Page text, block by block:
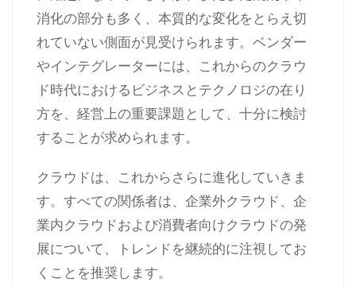
消化の部分も多く、本質的な変化をとらえ切
れていない側面が見受けられます。ベンダー
やインテグレーターには、これからのクラウ
ド時代におけるビジネスとテクノロジの在り
方を、経営上の重要課題として、十分に検討
することが求められます。
クラウドは、これからさらに進化していきま
す。すべての関係者は、企業外クラウド、企
業内クラウドおよび消費者向けクラウドの発
展について、トレンドを継続的に注視してお
くことを推奨します。